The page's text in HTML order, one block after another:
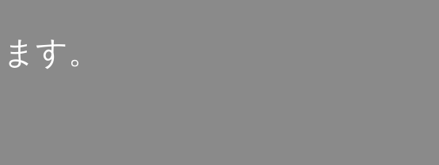
ま す